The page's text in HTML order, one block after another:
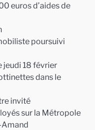
euros d’aides de
poursuivi
jeudi 18 février
dans le
invité
sur la Métropole
Amand